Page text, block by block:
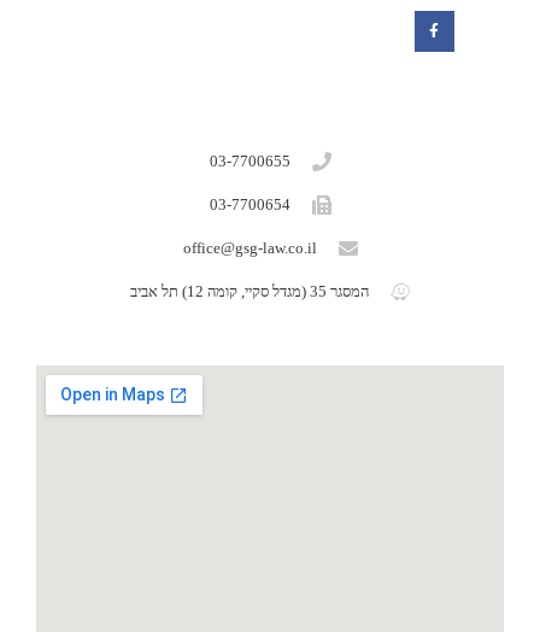
c
e
b
o
03-7700655
03-7700654
office@gsg-law.co.il
המסגר 35 (מגדל סקיי, קומה 12) תל אביב